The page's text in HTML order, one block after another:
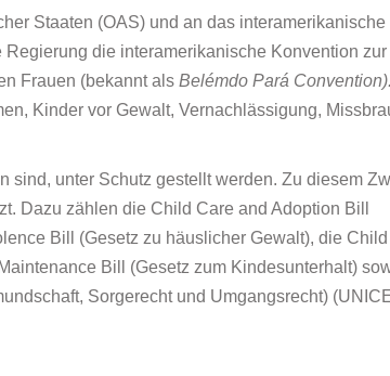
Staaten (OAS) und an das interamerikanische
die interamerikanische Konvention zur
Frauen (bekannt als Belémdo Pará Convention).
Kinder vor Gewalt, Vernachlässigung,
sind, unter Schutz gestellt werden. Zu diesem
Dazu zählen die Child Care and Adoption Bill
Bill (Gesetz zu häuslicher Gewalt), die Child
Bill (Gesetz zum Kindesunterhalt)
Sorgerecht und Umgangsrecht)